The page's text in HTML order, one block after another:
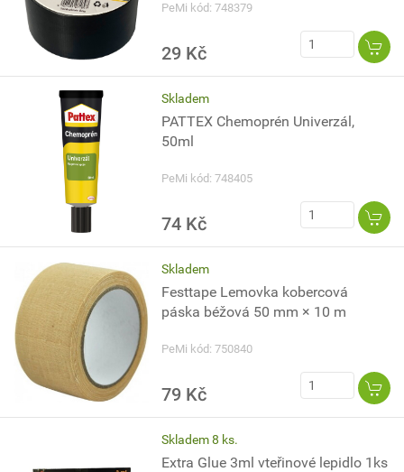
PeMi kód: 748379
29 Kč
Skladem
PATTEX Chemoprén Univerzál,
50ml
PeMi kód: 748405
74 Kč
Skladem
Festtape Lemovka kobercová
páska béžová 50 mm × 10 m
PeMi kód: 750840
79 Kč
Skladem 8 ks.
Extra Glue 3ml vteřinové lepidlo 1ks